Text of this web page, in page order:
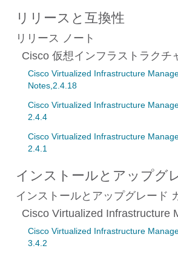
リリースと互換性
リリース ノート
Cisco 仮想インフラストラクチ
Cisco Virtualized Infrastructure
Notes,2.4.18
Cisco Virtualized Infrastructure
2.4.4
Cisco Virtualized Infrastructure
2.4.1
インストールとアップグ
インストールとアップグレード
Cisco Virtualized Infrastructure
Cisco Virtualized Infrastructure
3.4.2